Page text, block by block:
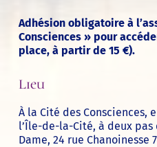
Adhésion obligatoire à
Consciences » pour
place, à partir de 15 €).
Lieu
À la Cité des Consciences,
l’Île-de-la-Cité, à deux
Dame, 24 rue Chanoinesse